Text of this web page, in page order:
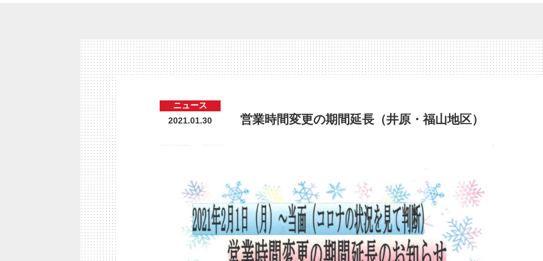
ニュース
2021.01.30
営業時間変更の期間延長（井原・福山地区）